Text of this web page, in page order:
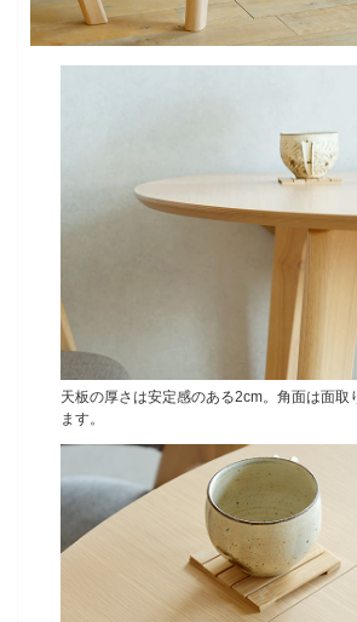
天板の厚さは安定感のある2cm。角面は面取
ます。